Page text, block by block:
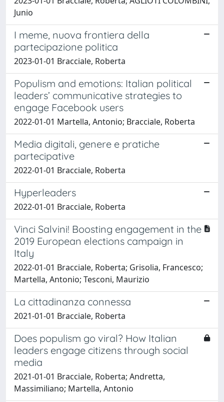
Junio
I meme, nuova frontiera della
partecipazione politica
2023-01-01 Bracciale, Roberta
Populism and emotions: Italian political
leaders’ communicative strategies to
engage Facebook users
2022-01-01 Martella, Antonio; Bracciale, Roberta
Media digitali, genere e pratiche
partecipative
2022-01-01 Bracciale, Roberta
Hyperleaders
2022-01-01 Bracciale, Roberta
Vinci Salvini! Boosting engagement in the
2019 European elections campaign in
Italy
2022-01-01 Bracciale, Roberta; Grisolia, Francesco;
Martella, Antonio; Tesconi, Maurizio
La cittadinanza connessa
2021-01-01 Bracciale, Roberta
Does populism go viral? How Italian
leaders engage citizens through social
media
2021-01-01 Bracciale, Roberta; Andretta,
Massimiliano; Martella, Antonio